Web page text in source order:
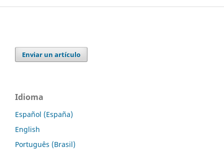
Enviar un artículo
Idioma
Español (España)
English
Português (Brasil)